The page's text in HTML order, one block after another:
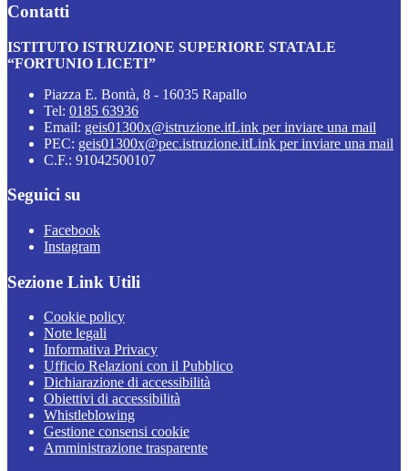
Contatti
ISTITUTO ISTRUZIONE SUPERIORE STATALE
“FORTUNIO LICETI”
Piazza E. Bontà, 8 - 16035 Rapallo
Tel: 0185 63936
Email: geis01300x@istruzione.itLink per inviare una mail
PEC: geis01300x@pec.istruzione.itLink per inviare una mail
C.F.: 91042500107
Seguici su
Facebook
Instagram
Sezione Link Utili
Cookie policy
Note legali
Informativa Privacy
Ufficio Relazioni con il Pubblico
Dichiarazione di accessibilità
Obiettivi di accessibilità
Whistleblowing
Gestione consensi cookie
Amministrazione trasparente